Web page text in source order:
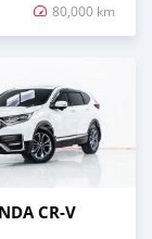
80,000 km
CR-V